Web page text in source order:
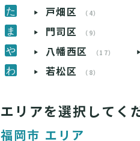
戸畑区 （4）
門司区 （9）
八幡西区 （17）
若松区 （8）
エリアを選択してく
福岡市 エリア